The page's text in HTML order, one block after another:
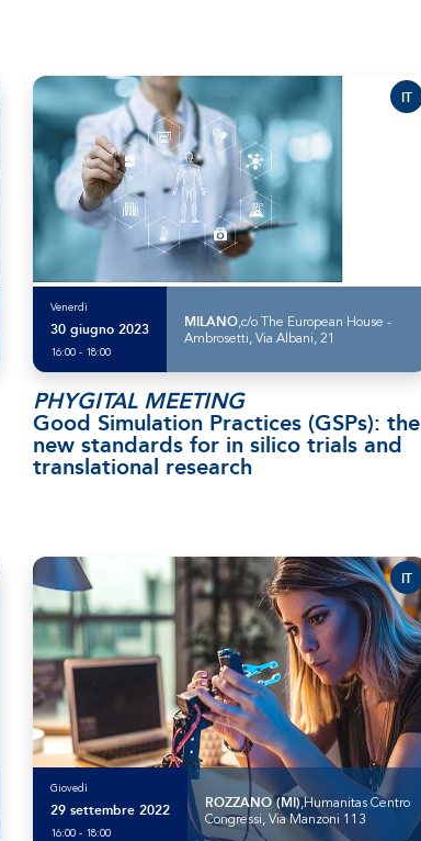
Venerdì
30 giugno 2023
16:00 - 18:00
MILANO,c/o The European House -
Ambrosetti, Via Albani, 21
IT
PHYGITAL MEETING
Good Simulation Practices (GSPs): the
new standards for in silico trials and
translational research
Giovedì
29 settembre 2022
16:00 - 18:00
ROZZANO (MI),Humanitas Centro
Congressi, Via Manzoni 113
IT